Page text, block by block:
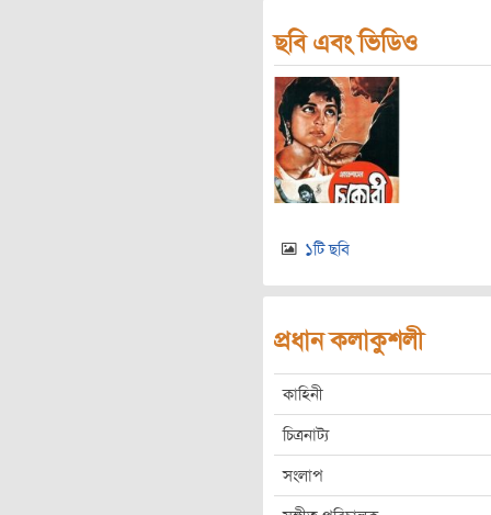
ছবি এবং ভিডিও
১টি ছবি
প্রধান কলাকুশলী
কাহিনী
চিত্রনাট্য
সংলাপ